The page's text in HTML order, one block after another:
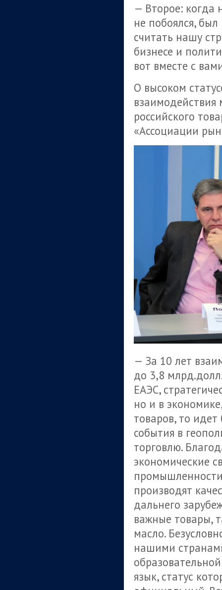
— Второе: когда
не побоялся,
считать нашу
бизнесе и
вот вместе с
О высоком
российского
«Ассоциации
— За 10 лет
до 3,8
ЕАЭС,
но и в
товаров, то
события в
торговлю.
экономические
промышленности
производят
дальнего
важные товары,
масло.
нашими
язык, статус